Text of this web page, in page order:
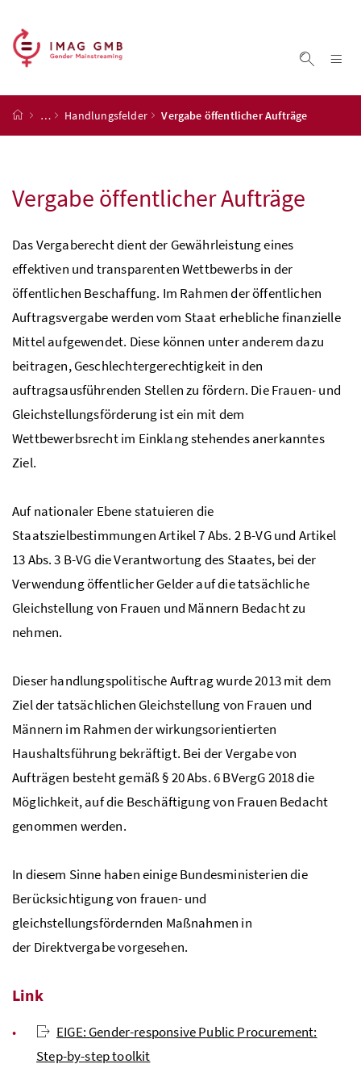
Startseite
… Handlungsfelder Vergabe öffentlicher Aufträge
Vergabe öffentlicher Aufträge
Das Vergaberecht dient der Gewährleistung eines
effektiven und transparenten Wettbewerbs in der
öffentlichen Beschaffung. Im Rahmen der öffentlichen
Auftragsvergabe werden vom Staat erhebliche finanzielle
Mittel aufgewendet. Diese können unter anderem dazu
beitragen, Geschlechtergerechtigkeit in den
auftragsausführenden Stellen zu fördern. Die Frauen- und
Gleichstellungsförderung ist ein mit dem
Wettbewerbsrecht im Einklang stehendes anerkanntes
Ziel.
Auf nationaler Ebene statuieren die
Staatszielbestimmungen Artikel 7 Abs. 2 B-VG und Artikel
13 Abs. 3 B-VG die Verantwortung des Staates, bei der
Verwendung öffentlicher Gelder auf die tatsächliche
Gleichstellung von Frauen und Männern Bedacht zu
nehmen.
Dieser handlungspolitische Auftrag wurde 2013 mit dem
Ziel der tatsächlichen Gleichstellung von Frauen und
Männern im Rahmen der wirkungsorientierten
Haushaltsführung bekräftigt. Bei der Vergabe von
Aufträgen besteht gemäß § 20 Abs. 6 BVergG 2018 die
Möglichkeit, auf die Beschäftigung von Frauen Bedacht
genommen werden.
In diesem Sinne haben einige Bundesministerien die
Berücksichtigung von frauen- und
gleichstellungsfördernden Maßnahmen in
der Direktvergabe vorgesehen.
Link
EIGE: Gender-responsive Public Procurement:
Step-by-step toolkit